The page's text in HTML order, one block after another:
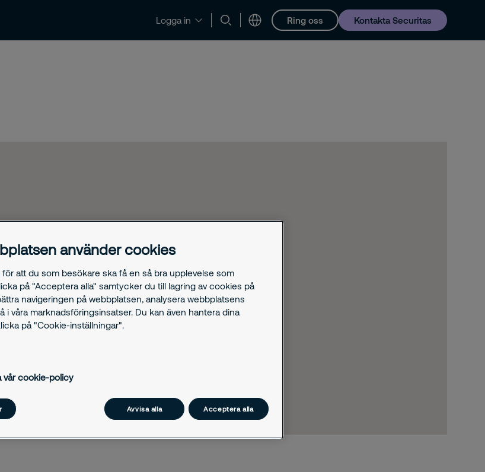
Logga in Ring oss Kontakta Securitas
och insikter Kontakt och support Karriär
använder cookies
att du som besökare ska få en så bra upplevelse som
på "Acceptera alla" samtycker du till lagring av cookies på
navigeringen på webbplatsen, analysera webbplatsens
i våra marknadsföringsinsatser. Du kan även hantera dina
på "Cookie-inställningar".
vår cookie-policy
Avvisa alla Acceptera alla